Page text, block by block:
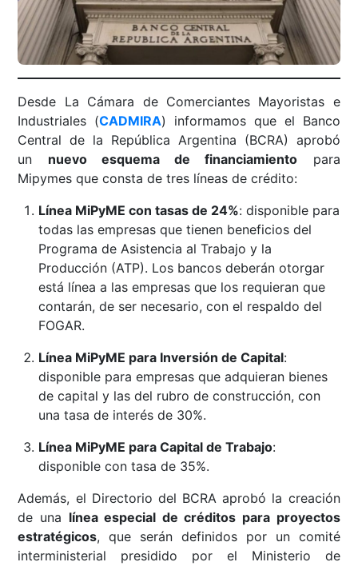
Desde La Cámara de Comerciantes Mayoristas e
Industriales (CADMIRA) informamos que el Banco
Central de la República Argentina (BCRA) aprobó
un nuevo esquema de financiamiento para
Mipymes que consta de tres líneas de crédito:
Línea MiPyME con tasas de 24%: disponible para
todas las empresas que tienen beneficios del
Programa de Asistencia al Trabajo y la
Producción (ATP). Los bancos deberán otorgar
está línea a las empresas que los requieran que
contarán, de ser necesario, con el respaldo del
FOGAR.
Línea MiPyME para Inversión de Capital:
disponible para empresas que adquieran bienes
de capital y las del rubro de construcción, con
una tasa de interés de 30%.
Línea MiPyME para Capital de Trabajo:
disponible con tasa de 35%.
Además, el Directorio del BCRA aprobó la creación
de una línea especial de créditos para proyectos
estratégicos, que serán definidos por un comité
interministerial presidido por el Ministerio de